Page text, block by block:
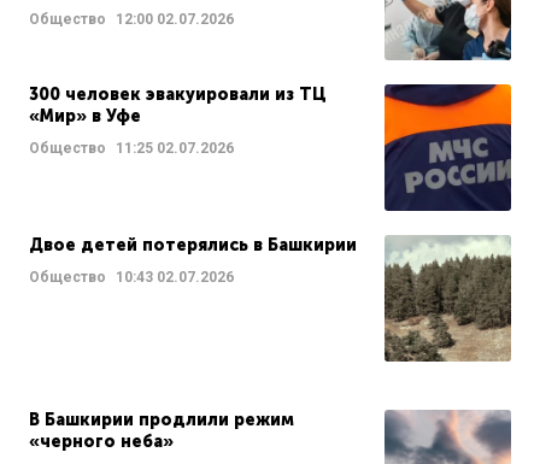
Общество 12:00 02.07.2026
300 человек эвакуировали из ТЦ
«Мир» в Уфе
Общество 11:25 02.07.2026
Двое детей потерялись в Башкирии
Общество 10:43 02.07.2026
В Башкирии продлили режим
«черного неба»